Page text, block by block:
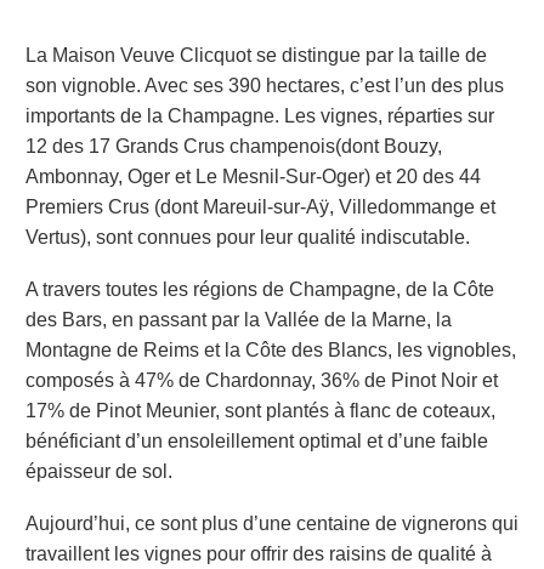
La Maison Veuve Clicquot se distingue par la taille de
son vignoble. Avec ses 390 hectares, c’est l’un des plus
importants de la Champagne. Les vignes, réparties sur
12 des 17 Grands Crus champenois(dont Bouzy,
Ambonnay, Oger etLe Mesnil-Sur-Oger) et 20 des 44
Premiers Crus (dont Mareuil-sur-Aÿ, Villedommange et
Vertus), sont connues pour leur qualité indiscutable.
A travers toutes les régions de Champagne, de la Côte
des Bars, en passant par la Vallée de la Marne, la
Montagne de Reims et la Côte des Blancs, les vignobles,
composés à 47% de Chardonnay, 36% de Pinot Noir et
17% de Pinot Meunier, sont plantés à flanc de coteaux,
bénéficiant d’un ensoleillement optimal etd’une faible
épaisseur de sol.
Aujourd’hui, ce sont plus d’une centaine de vignerons qui
travaillent les vignes pour offrir des raisins de qualité à